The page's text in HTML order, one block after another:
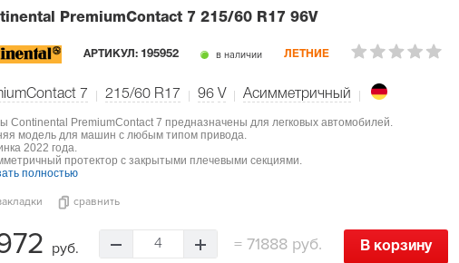
PremiumContact 7 215/60 R17 96V
АРТИКУЛ: 195952 в наличии ЛЕТНИЕ
7 215/60 R17 96 V Асимметричный
Continental PremiumContact 7 предназначены для легковых автомобилей.
модель для машин с любым типом привода.
2022 года.
протектор с закрытыми плечевыми секциями.
полностью
сравнить
руб. 4 = 71888 руб. В корзину